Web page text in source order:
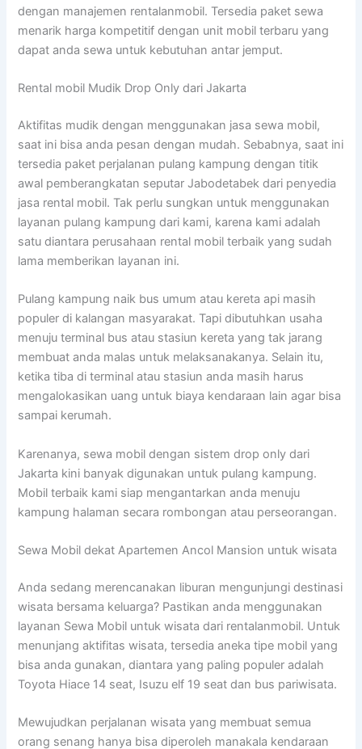
dengan manajemen rentalanmobil. Tersedia paket sewa
menarik harga kompetitif dengan unit mobil terbaru yang
dapat anda sewa untuk kebutuhan antar jemput.
Rental mobil Mudik Drop Only dari Jakarta
Aktifitas mudik dengan menggunakan jasa sewa mobil,
saat ini bisa anda pesan dengan mudah. Sebabnya, saat ini
tersedia paket perjalanan pulang kampung dengan titik
awal pemberangkatan seputar Jabodetabek dari penyedia
jasa rental mobil. Tak perlu sungkan untuk menggunakan
layanan pulang kampung dari kami, karena kami adalah
satu diantara perusahaan rental mobil terbaik yang sudah
lama memberikan layanan ini.
Pulang kampung naik bus umum atau kereta api masih
populer di kalangan masyarakat. Tapi dibutuhkan usaha
menuju terminal bus atau stasiun kereta yang tak jarang
membuat anda malas untuk melaksanakanya. Selain itu,
ketika tiba di terminal atau stasiun anda masih harus
mengalokasikan uang untuk biaya kendaraan lain agar bisa
sampai kerumah.
Karenanya, sewa mobil dengan sistem drop only dari
Jakarta kini banyak digunakan untuk pulang kampung.
Mobil terbaik kami siap mengantarkan anda menuju
kampung halaman secara rombongan atau perseorangan.
Sewa Mobil dekat Apartemen Ancol Mansion untuk wisata
Anda sedang merencanakan liburan mengunjungi destinasi
wisata bersama keluarga? Pastikan anda menggunakan
layanan Sewa Mobil untuk wisata dari rentalanmobil. Untuk
menunjang aktifitas wisata, tersedia aneka tipe mobil yang
bisa anda gunakan, diantara yang paling populer adalah
Toyota Hiace 14 seat, Isuzu elf 19 seat dan bus pariwisata.
Mewujudkan perjalanan wisata yang membuat semua
orang senang hanya bisa diperoleh manakala kendaraan